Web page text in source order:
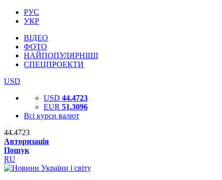
РУС
УКР
ВІДЕО
ФОТО
НАЙПОПУЛЯРНІШІ
СПЕЦПРОЕКТИ
USD
USD 44.4723
EUR 51.3096
Всі курси валют
44.4723
Авторизація
Пошук
RU